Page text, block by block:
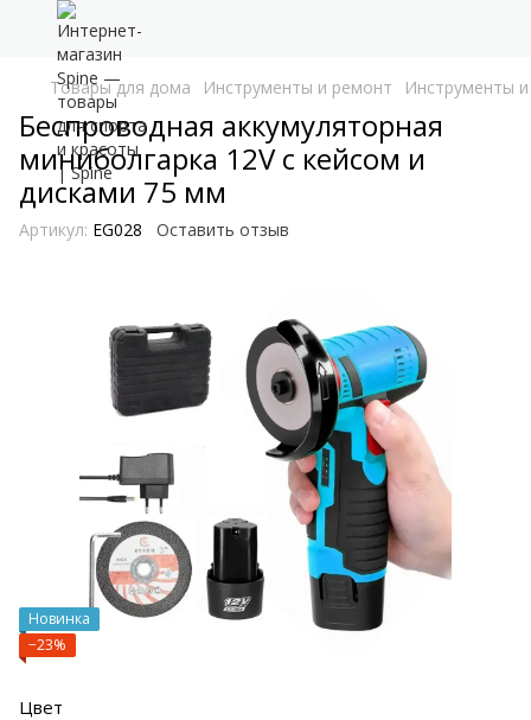
Товары для дома Инструменты и ремонт Инструменты
Беспроводная аккумуляторная
миниболгарка 12V с кейсом и
дисками 75 мм
Артикул: EG028 Оставить отзыв
Новинка
−23%
Цвет